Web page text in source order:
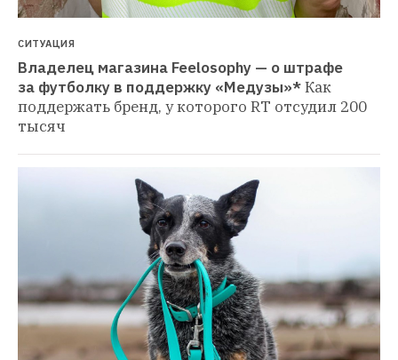
СИТУАЦИЯ
Владелец магазина Feelosophy — о штрафе
за футболку в поддержку «Медузы»*Как
поддержать бренд, у которого RT отсудил 200
тысяч